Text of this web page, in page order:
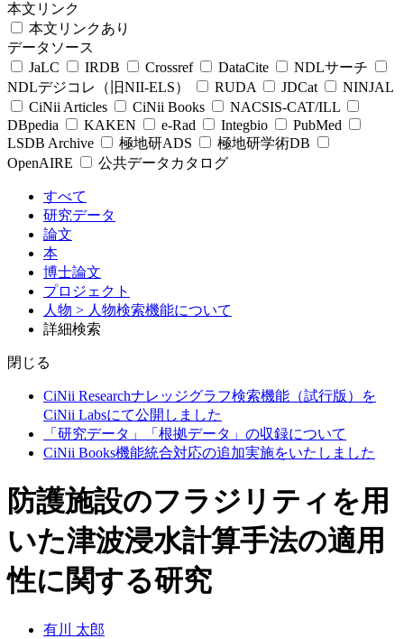
本文リンク
本文リンクあり
データソース
JaLC
IRDB Crossref DataCite
NDLサーチ
NDLデジコレ（旧NII-ELS）
RUDA JDCat
NINJAL
CiNii Articles
CiNii Books
NACSIS-CAT/ILL
DBpedia
KAKEN e-Rad Integbio
PubMed
LSDB Archive
極地研ADS
極地研学術DB
OpenAIRE
公共データカタログ
すべて
研究データ
論文
本
博士論文
プロジェクト
人物 > 人物検索機能について
詳細検索
閉じる
CiNii Researchナレッジグラフ検索機能（試行版）を
CiNii Labsにて公開しました
「研究データ」「根拠データ」の収録について
CiNii Books機能統合対応の追加実施をいたしました
防護施設のフラジリティを用
いた津波浸水計算手法の適用
性に関する研究
有川 太郎